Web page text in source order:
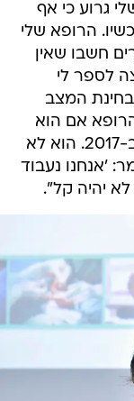
גרוע כי אף
הרופא שלי
חשבו שאין
לספר לי
המצב
אם הוא
חושב שאוכל לשחק בווימבלדון עוד ב-2017. הוא לא
'אנחנו נעבוד
יהיה קל".